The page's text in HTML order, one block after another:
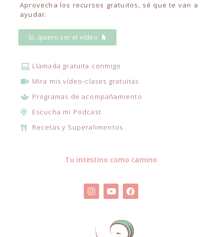
Tu intestino como camino
Llamada gratuita conmigo
Mira mis vídeo-clases gratuitas
Programas de acompañamiento
Escucha mi Podcast
Recetas y Superalimentos
Aprovecha los recursos gratuitos, sé que te van a
ayudar.
Sí, quiero ver el vídeo